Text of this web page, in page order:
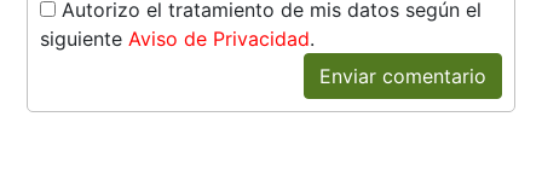
Autorizo el tratamiento de mis datos según el
siguienteAviso de Privacidad.
Enviar comentario